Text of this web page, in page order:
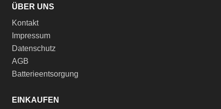
ÜBER UNS
Kontakt
Impressum
Datenschutz
AGB
Batterieentsorgung
EINKAUFEN